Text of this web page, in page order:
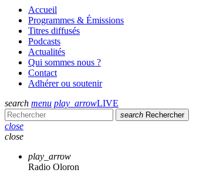
Accueil
Programmes & Émissions
Titres diffusés
Podcasts
Actualités
Qui sommes nous ?
Contact
Adhérer ou soutenir
search menu play_arrowLIVE
search Rechercher
close
close
play_arrow
Radio Oloron